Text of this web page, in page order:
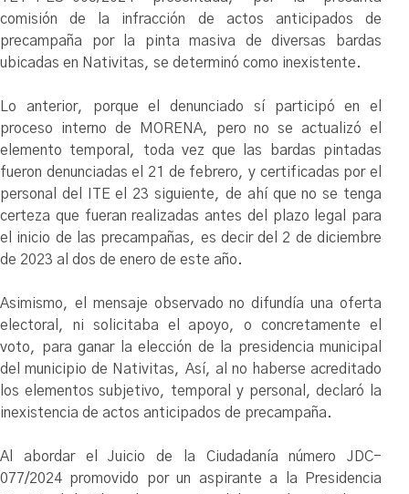
comisión de la infracción de actos anticipados de
precampaña por la pinta masiva de diversas bardas
ubicadas en Nativitas, se determinó como inexistente.
Lo anterior, porque el denunciado sí participó en el
proceso interno de MORENA, pero no se actualizó el
elemento temporal, toda vez que las bardas pintadas
fueron denunciadas el 21 de febrero, y certificadas por el
personal del ITE el 23 siguiente, de ahí que no se tenga
certeza que fueran realizadas antes del plazo legal para
el inicio de las precampañas, es decir del 2 de diciembre
de 2023 al dos de enero de este año.
Asimismo, el mensaje observado no difundía una oferta
electoral, ni solicitaba el apoyo, o concretamente el
voto, para ganar la elección de la presidencia municipal
del municipio de Nativitas, Así, al no haberse acreditado
los elementos subjetivo, temporal y personal, declaró la
inexistencia de actos anticipados de precampaña.
Al abordar el Juicio de la Ciudadanía número JDC-
077/2024 promovido por un aspirante a la Presidencia